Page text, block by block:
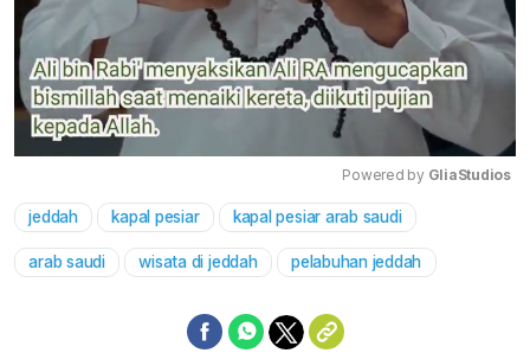
Powered by GliaStudios
jeddah kapal pesiar kapal pesiar arab saudi
arab saudi wisata di jeddah pelabuhan jeddah